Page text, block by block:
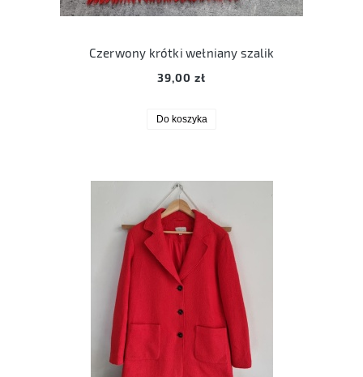
Czerwony krótki wełniany szalik
39,00 zł
Do koszyka